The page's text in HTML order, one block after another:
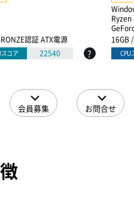
認証 ATX電源
スコア 22540 ?
16GB
CPU
会員募集 お問合せ